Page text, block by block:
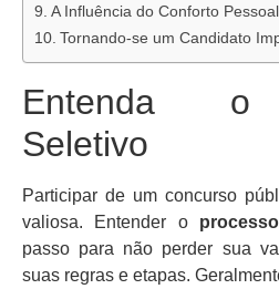
A Influência do Conforto Pessoal
Tornando-se um Candidato
Entenda o
Seletivo
Participar de um concurso
valiosa. Entender o
passo para não perder sua
suas regras e etapas.